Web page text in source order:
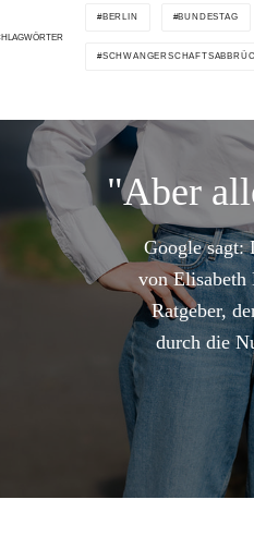
BERLIN BUNDESTAG
"Aber
Google sagt:
von
Ratgeber,
durch die